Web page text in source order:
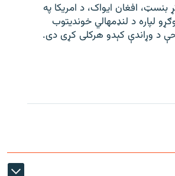
بنسټ، افغان ایواک، د امریکا په
لپاره د لنډمهالي خوندیتوب